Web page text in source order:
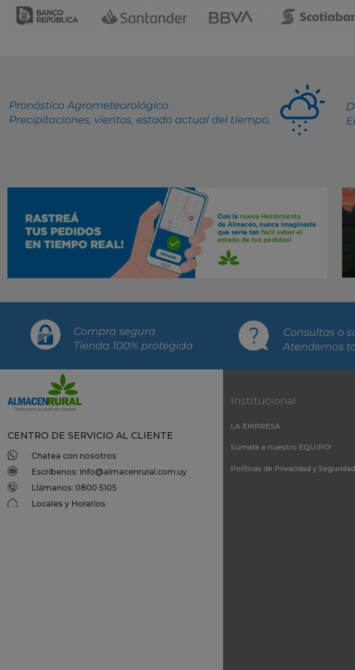
CENTRO DE SERVICIO AL CLIENTE
Chatea con nosotros
Escríbenos: info@almacenrural.com.uy
Llámanos: 0800 5105
Locales y Horarios
Institucional
LA EMPRESA
Súmate a nuestro EQUIPO!
Políticas de Privacidad y Seguridad